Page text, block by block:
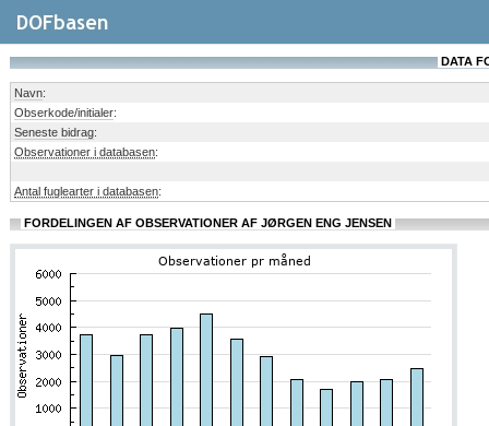
DATA
Navn:
Obserkode/initialer:
Seneste bidrag:
Observationer i databasen:
Antal fuglearter i databasen:
FORDELINGEN AF OBSERVATIONER AF JØRGEN ENG JENSEN